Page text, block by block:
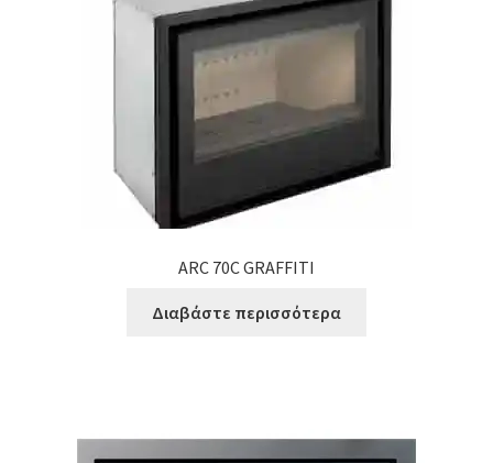
ARC 70C GRAFFITI
Διαβάστε περισσότερα